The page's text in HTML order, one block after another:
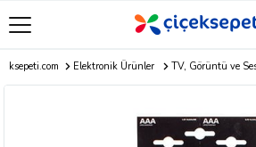
Elektronik Ürünler TV, Görüntü ve